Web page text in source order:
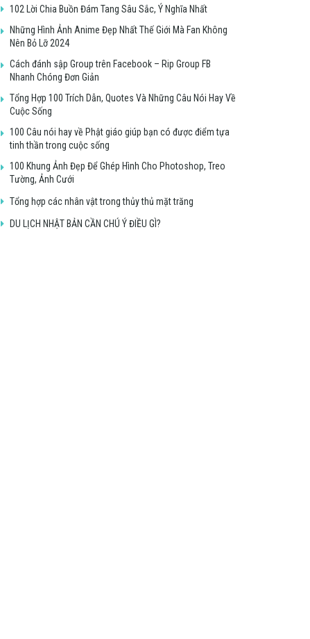
102 Lời Chia Buồn Đám Tang Sâu Sắc, Ý Nghĩa Nhất
Những Hình Ảnh Anime Đẹp Nhất Thế Giới Mà Fan Không
Nên Bỏ Lỡ 2024
Cách đánh sập Group trên Facebook – Rip Group FB
Nhanh Chóng Đơn Giản
Tổng Hợp 100 Trích Dẫn, Quotes Và Những Câu Nói Hay Về
Cuộc Sống
100 Câu nói hay về Phật giáo giúp bạn có được điểm tựa
tinh thần trong cuộc sống
100 Khung Ảnh Đẹp Để Ghép Hình Cho Photoshop, Treo
Tường, Ảnh Cưới
Tổng hợp các nhân vật trong thủy thủ mặt trăng
DU LỊCH NHẬT BẢN CẦN CHÚ Ý ĐIỀU GÌ?